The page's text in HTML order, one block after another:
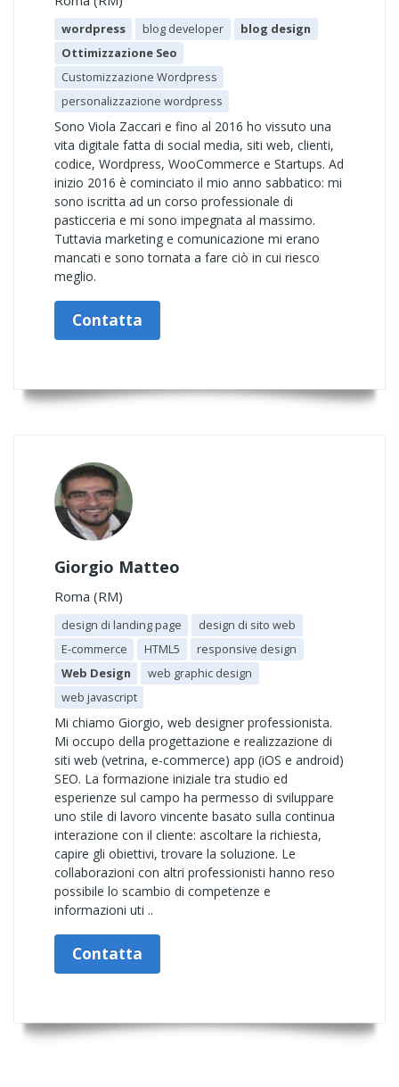
wordpress blog developer
blog design
Ottimizzazione Seo
Customizzazione Wordpress
personalizzazione wordpress
Sono Viola Zaccari e fino al 2016 ho vissuto una
vita digitale fatta di social media, siti web, clienti,
codice, Wordpress, WooCommerce e Startups. Ad
inizio 2016 è cominciato il mio anno sabbatico: mi
sono iscritta ad un corso professionale di
pasticceria e mi sono impegnata al massimo.
Tuttavia marketing e comunicazione mi erano
mancati e sono tornata a fare ciò in cui riesco
meglio.
Contatta
Giorgio Matteo
Roma (RM)
design di landing page
design di sito web
E-commerce
HTML5
responsive design
Web Design
web graphic design
web javascript
Mi chiamo Giorgio, web designer professionista.
Mi occupo della progettazione e realizzazione di
siti web (vetrina, e-commerce) app (iOS e android)
SEO. La formazione iniziale tra studio ed
esperienze sul campo ha permesso di sviluppare
uno stile di lavoro vincente basato sulla continua
interazione con il cliente: ascoltare la richiesta,
capire gli obiettivi, trovare la soluzione. Le
collaborazioni con altri professionisti hanno reso
possibile lo scambio di competenze e
informazioni uti ..
Contatta